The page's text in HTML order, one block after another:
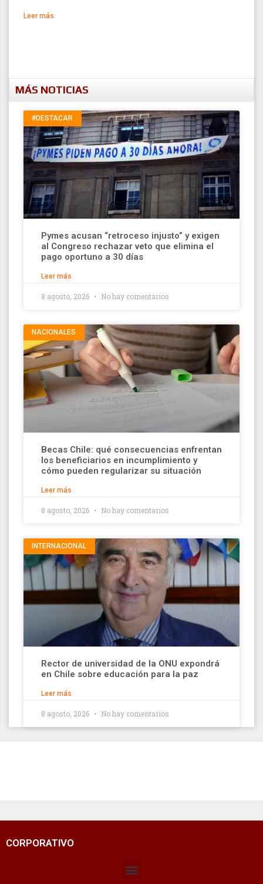
Leer más
MÁS NOTICIAS
#DESTACAR
Pymes acusan “retroceso injusto” y exigen
al Congreso rechazar veto que elimina el
pago oportuno a 30 días
Leer más
8 agosto, 2026 No hay comentarios
NACIONALES
Becas Chile: qué consecuencias enfrentan
los beneficiarios en incumplimiento y
cómo pueden regularizar su situación
Leer más
8 agosto, 2026 No hay comentarios
INTERNACIONAL
Rector de universidad de la ONU expondrá
en Chile sobre educación para la paz
Leer más
8 agosto, 2026 No hay comentarios
CORPORATIVO